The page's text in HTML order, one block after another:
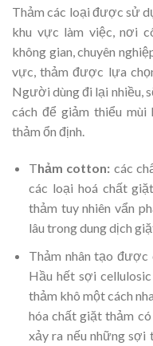
Thảm các loại được sử
khu vực làm việc, nơi
không gian, chuyên
vực, thảm được lựa
Người dùng đi lại nhiều,
cách để giảm thiểu
thảm ổn định.
Thảm cotton: các
các loại hoá chất
thảm tuy nhiên vẩn
lâu trong dung dịch
Thảm nhân tạo
Hầu hết sợi
thảm khô một cách
hóa chất giặt thảm
xảy ra nếu những sợi